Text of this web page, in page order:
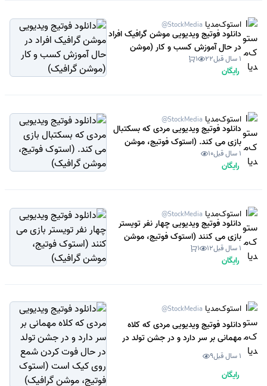
استوک‌مدیا @StockMedia
دانلود فوتیج ویدیویی موشن گرافیک افراد
در حال آموزش کسب و کار (موشن
گرافیک)1 سال قبل 22
1
رایگان
استوک‌مدیا @StockMedia
دانلود فوتیج ویدیویی مردی که بسکتبال
بازی می کند. (استوک فوتیج، موشن
گرافیک)1 سال قبل 10
رایگان
استوک‌مدیا @StockMedia
دانلود فوتیج ویدیویی چهار نفر تویستر
بازی می کنند (استوک فوتیج، موشن
گرافیک)1 سال قبل 12
1
رایگان
استوک‌مدیا @StockMedia
دانلود فوتیج ویدیویی مردی که کلاه
مهمانی بر سر دارد و در جشن تولد در
حال فوت کردن شمع روی کیک است
(استوک فوتیج، موشن گرافیک)
1 سال قبل 9
رایگان